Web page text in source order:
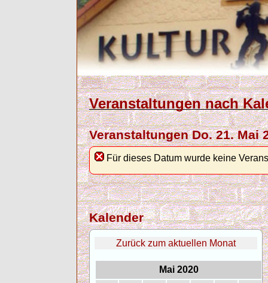
Veranstaltungen nach
Veranstaltungen Do. 21. Mai
Für dieses Datum wurde keine
Kalender
Zurück zum aktuellen Monat
Mai 2020